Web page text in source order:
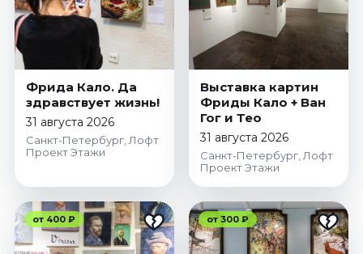
Фрида Кало. Да
здравствует жизнь!
31 августа 2026
Санкт-Петербург, Лофт
Проект Этажи
Выставка картин
Фриды Кало + Ван
Гог и Тео
31 августа 2026
Санкт-Петербург, Лофт
Проект Этажи
от 400 ₽ от 300 ₽